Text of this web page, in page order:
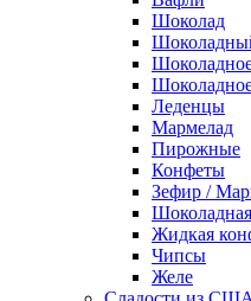
Шоколад
Леденцы
Мармелад
Пирожные
Конфеты
Зефир /
Шоколадная
Жидкая
Чипсы
Желе